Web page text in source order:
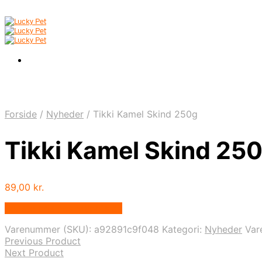
Forside / Nyheder / Tikki Kamel Skind 250g
Tikki Kamel Skind
89,00 kr.
Varenummer (SKU): a92891c9f048 Kategori: Nyheder
Previous Product
Next Product